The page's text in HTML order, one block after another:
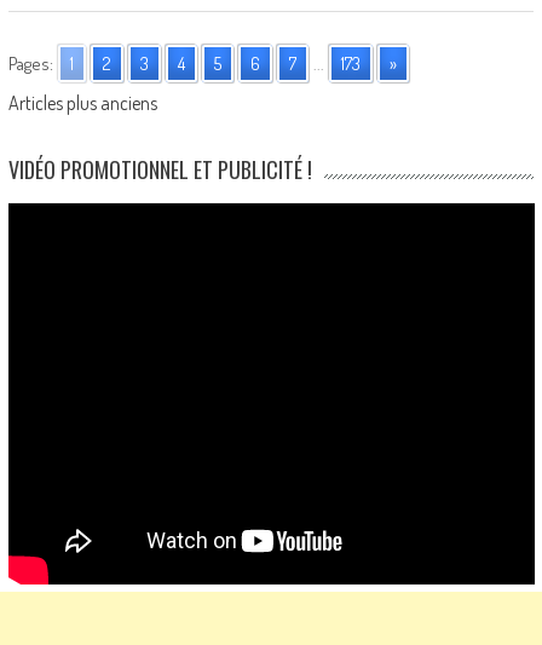
Pages: 1 2 3 4 5 6 7 173 »
Posts
navigation
Articles plus anciens
VIDÉO PROMOTIONNEL ET PUBLICITÉ !